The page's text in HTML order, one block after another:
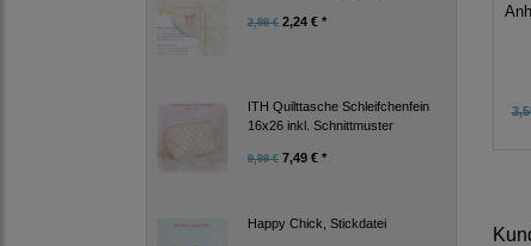
2,99 € 2,24 € *
ITH Quilttasche Schleifchenfein
16x26 inkl. Schnittmuster
9,99 € 7,49 € *
Happy Chick, Stickdatei